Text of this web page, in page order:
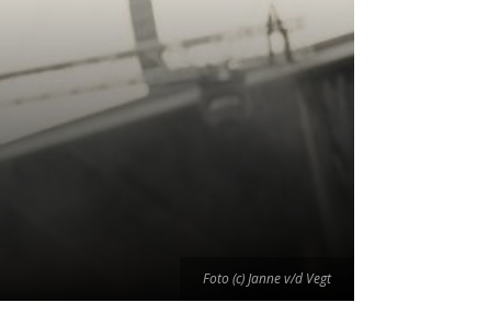
Foto (c) Janne v/d Vegt